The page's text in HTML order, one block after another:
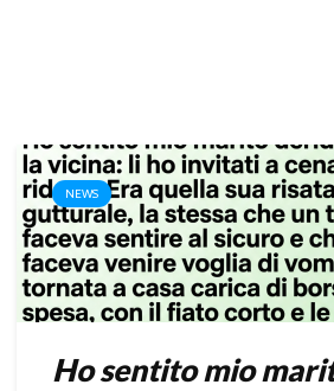
NEWS
Ho sentito mio